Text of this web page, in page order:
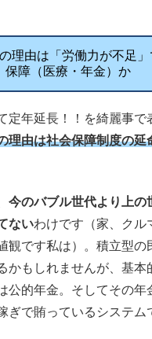
理由は「労働力が不足
保障（医療・年金）か
定年延長！！を綺麗事で
理由は社会保障制度の延
今のバブル世代より上の
ないわけです（家、クル
観です私は）。積立型の
かもしれませんが、基本
公的年金。そしてその年
ぎで賄っているシステム